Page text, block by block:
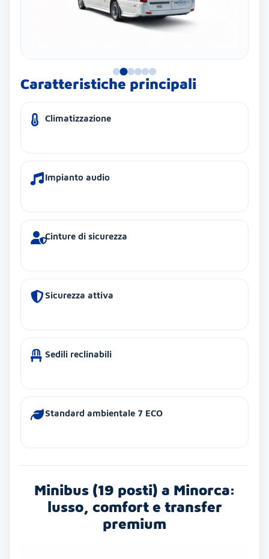
Caratteristiche principali
Climatizzazione
Impianto audio
Cinture di sicurezza
Sicurezza attiva
Sedili reclinabili
Standard ambientale 7 ECO
Minibus (19 posti) a Minorca:
lusso, comfort e transfer
premium